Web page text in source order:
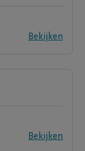
Bekijken
Bekijken